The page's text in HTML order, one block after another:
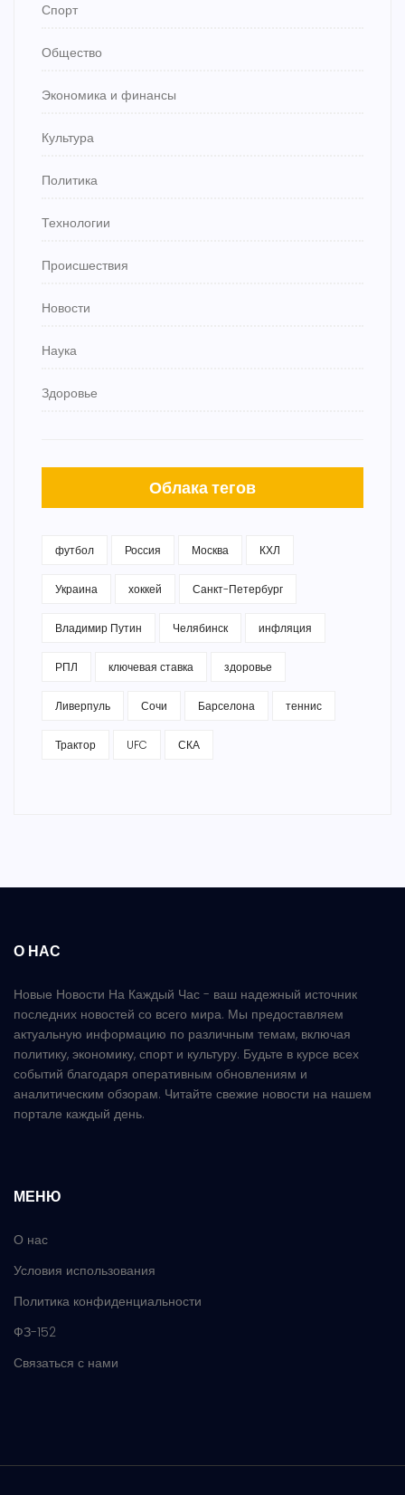
Спорт
Общество
Экономика и финансы
Культура
Политика
Технологии
Происшествия
Новости
Наука
Здоровье
Облака тегов
футбол Россия Москва КХЛ
Украина хоккей Санкт-Петербург
Владимир Путин Челябинск инфляция
РПЛ ключевая ставка здоровье
Ливерпуль Сочи Барселона теннис
Трактор UFC СКА
О НАС
Новые Новости На Каждый Час - ваш надежный источник
последних новостей со всего мира. Мы предоставляем
актуальную информацию по различным темам, включая
политику, экономику, спорт и культуру. Будьте в курсе всех
событий благодаря оперативным обновлениям и
аналитическим обзорам. Читайте свежие новости на нашем
портале каждый день.
МЕНЮ
О нас
Условия использования
Политика конфиденциальности
ФЗ-152
Связаться с нами